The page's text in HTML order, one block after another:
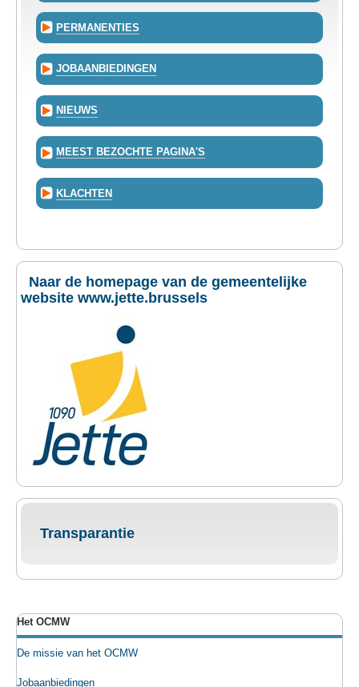
PERMANENTIES
JOBAANBIEDINGEN
NIEUWS
MEEST BEZOCHTE PAGINA'S
KLACHTEN
Naar de homepage van de gemeentelijke
website www.jette.brussels
Transparantie
Het OCMW
De missie van het OCMW
Jobaanbiedingen